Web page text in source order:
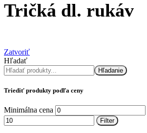
Tričká dl. rukáv
Zatvoriť
Hľadať
Hľadanie
Triediť produkty podľa ceny
Minimálna cena
Filter